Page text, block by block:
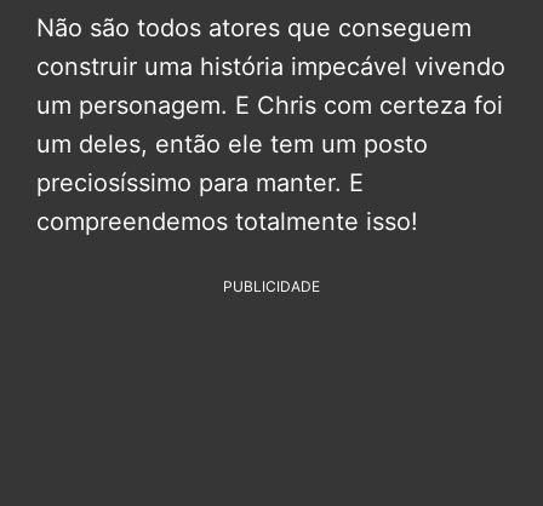
Não são todos atores que conseguem
construir uma história impecável vivendo
um personagem. E Chris com certeza foi
um deles, então ele tem um posto
preciosíssimo para manter. E
compreendemos totalmente isso!
PUBLICIDADE